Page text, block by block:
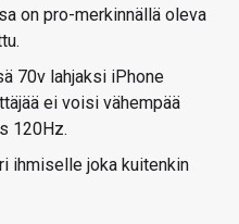
on pro-merkinnällä oleva
70v lahjaksi iPhone
ei voisi vähempää
120Hz.
ihmiselle joka kuitenkin